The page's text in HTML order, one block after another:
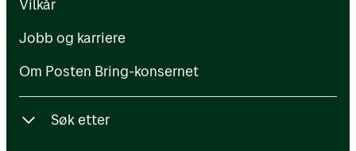
Vilkår
Jobb og karriere
Om Posten Bring-konsernet
Søk etter